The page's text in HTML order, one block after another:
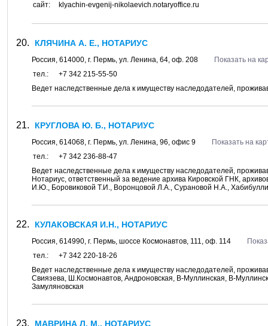
сайт:
klyachin-evgenij-nikolaevich.notaryoffice.ru
КЛЯЧИНА А. Е., НОТАРИУС
Россия, 614000, г. Пермь, ул. Ленина, 64, оф. 208
Показать на
тел.:
+7 342 215-55-50
Ведет наследственные дела к имуществу наследодателей,
КРУГЛОВА Ю. Б., НОТАРИУС
Россия, 614068, г. Пермь, ул. Ленина, 96, офис 9
Показать на
тел.:
+7 342 236-88-47
Ведет наследственные дела к имуществу наследодателей,
Нотариус, ответственный за ведение архива Кировской ГНК,
И.Ю., Боровиковой Т.И., Воронцовой Л.А., Сурановой Н.А.,
КУЛАКОВСКАЯ И.Н., НОТАРИУС
Россия, 614990, г. Пермь, шоссе Космонавтов, 111, оф. 114
тел.:
+7 342 220-18-26
Ведет наследственные дела к имуществу наследодателей,
Свиязева, Ш.Космонавтов, Андроновская, В-Муллинская, В-
Замуляновская
МАВРИНА Л. М., НОТАРИУС